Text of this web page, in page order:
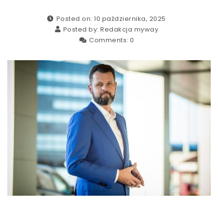
Posted on: 10 października, 2025
Posted by: Redakcja myway
Comments: 0